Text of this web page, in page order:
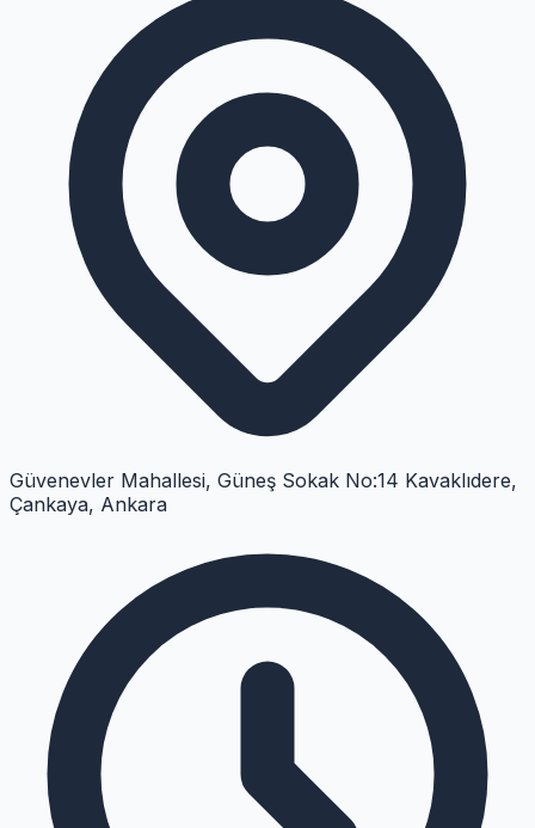
Güvenevler Mahallesi, Güneş Sokak No:14 Kavaklıdere,
Çankaya, Ankara